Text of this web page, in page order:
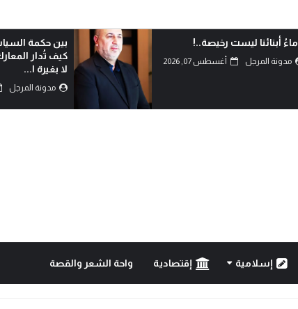
حكمة السياسة وأحقاد البدو:
تُدار المعارك بعقول العلماء
بغيرة ا...
الدم هو الذي
مدونة المرجل
إسلامية إقتصادية واحة الشعر والقصة